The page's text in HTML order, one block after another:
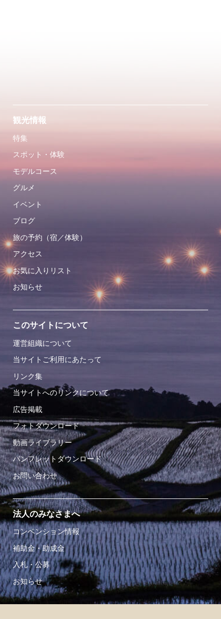
観光情報
特集
スポット・体験
モデルコース
グルメ
イベント
ブログ
旅の予約（宿／体験）
アクセス
お気に入りリスト
お知らせ
このサイトについて
運営組織について
当サイトご利用にあたって
リンク集
当サイトへのリンクについて
広告掲載
フォトダウンロード
動画ライブラリー
パンフレットダウンロード
お問い合わせ
法人のみなさまへ
コンベンション情報
補助金・助成金
入札・公募
お知らせ